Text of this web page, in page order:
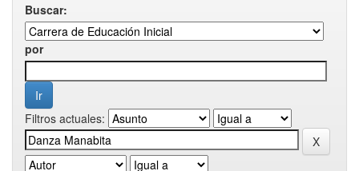
Buscar:
por
Filtros actuales: